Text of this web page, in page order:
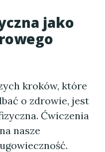
jako
kroków, które
o zdrowie, jest
Ćwiczenia
nasze